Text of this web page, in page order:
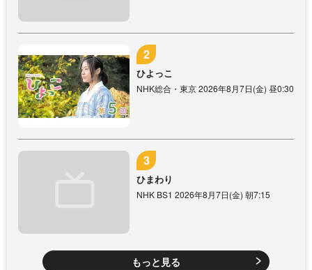
ひよっこ
NHK総合・東京 2026年8月7日(金) 昼0:30
ひまわり
NHK BS1 2026年8月7日(金) 朝7:15
もっと見る